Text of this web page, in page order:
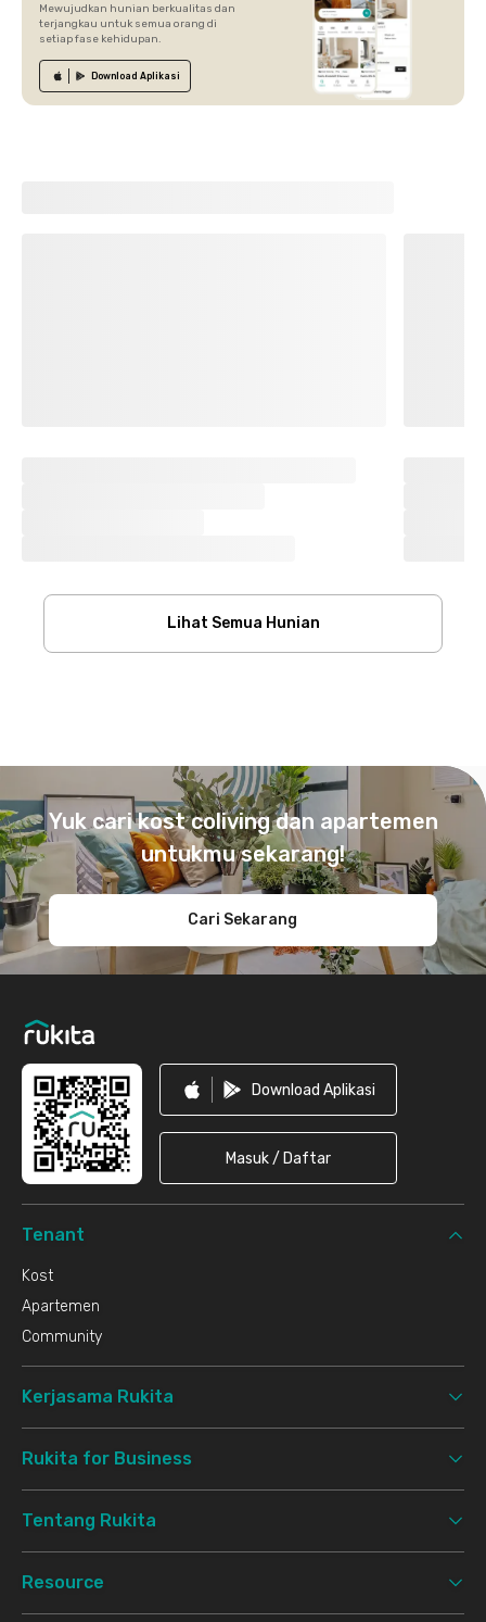
Mewujudkan hunian berkualitas dan
terjangkau untuk semua orang di
setiap fase kehidupan.
Download Aplikasi
Lihat Semua Hunian
Yuk cari kost coliving dan apartemen
untukmu sekarang!
Cari Sekarang
Download Aplikasi
Masuk / Daftar
Tenant
Kost
Apartemen
Community
Kerjasama Rukita
Rukita for Business
Tentang Rukita
Resource